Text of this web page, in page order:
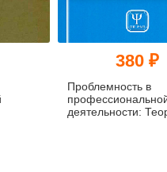
380 ₽
Проблемность в
деятельности: